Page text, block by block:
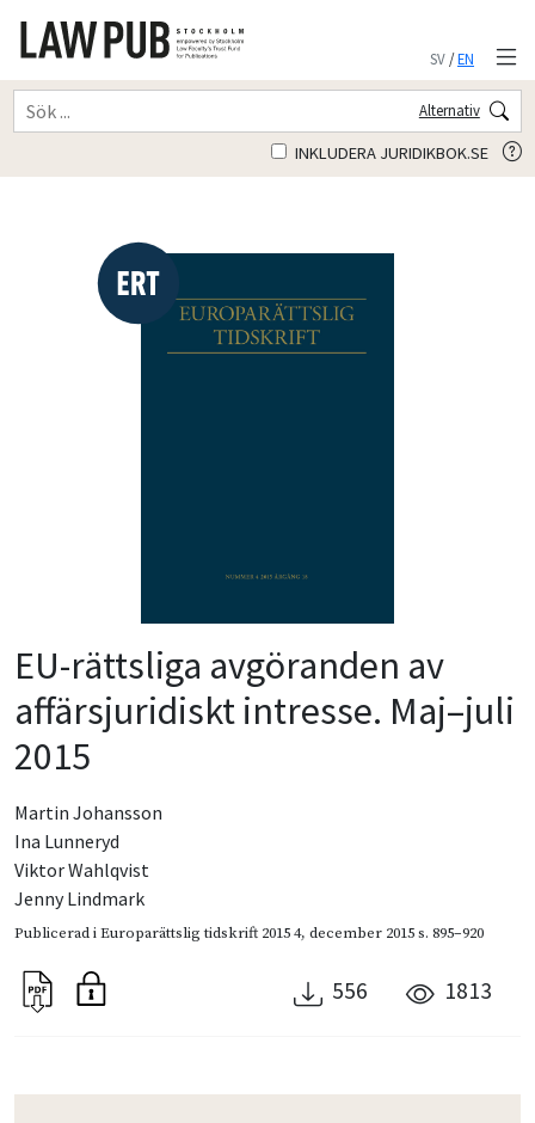
SV/EN
Alternativ
INKLUDERA JURIDIKBOK.SE
EU-rättsliga avgöranden av
affärsjuridiskt intresse. Maj–juli
2015
Martin Johansson
Ina Lunneryd
Viktor Wahlqvist
Jenny Lindmark
Publicerad iEuroparättslig tidskrift 2015 4, december 2015s. 895–920
556 1813